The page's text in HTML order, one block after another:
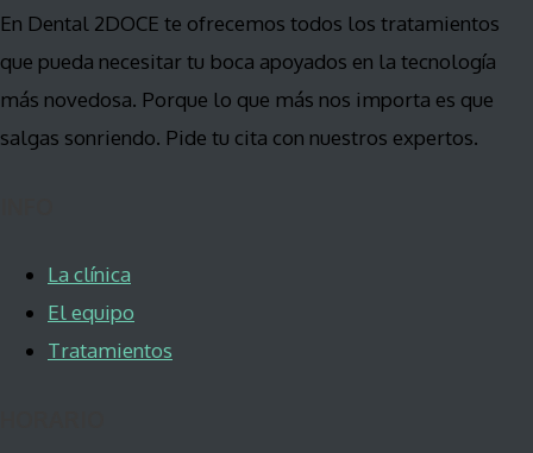
En Dental 2DOCE te ofrecemos todos los tratamientos
que pueda necesitar tu boca apoyados en la tecnología
más novedosa. Porque lo que más nos importa es que
salgas sonriendo. Pide tu cita con nuestros expertos.
La clínica
El equipo
Tratamientos